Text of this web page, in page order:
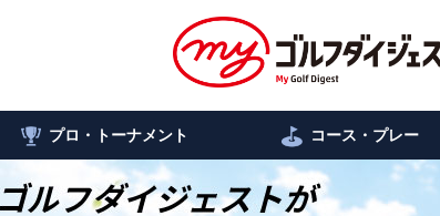
プロ・トーナメント コース・プレー